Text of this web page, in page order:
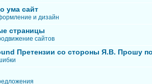
ума сайт
и дизайн
страницы
сайтов
Претензии со стороны Я.В. Прошу